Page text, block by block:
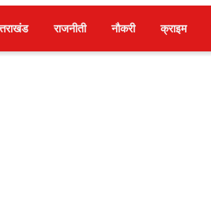
राजनीती नौकरी क्राइम